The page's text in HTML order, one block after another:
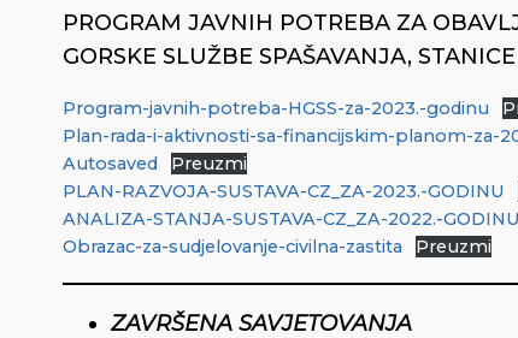
PROGRAM JAVNIH POTREBA ZA
GORSKE SLUŽBE SPAŠAVANJA,
Program-javnih-potreba-HGSS-za-2023.-godinu
Plan-rada-i-aktivnosti-sa-financijskim-planom-za-
Autosaved
Preuzmi
PLAN-RAZVOJA-SUSTAVA-CZ_ZA-2023.-GODINU
ANALIZA-STANJA-SUSTAVA-CZ_ZA-2022.-GODINU
Obrazac-za-sudjelovanje-civilna-zastita
Preuzmi
ZAVRŠENA SAVJETOVANJA